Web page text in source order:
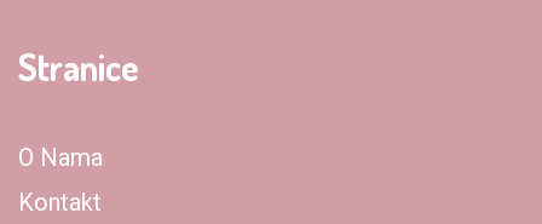
Stranice
O Nama
Kontakt